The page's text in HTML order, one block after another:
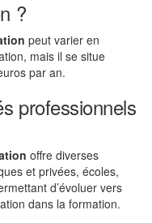
?
peut varier en
mais il se situe
par an.
professionnels
offre diverses
et privées, écoles,
d’évoluer vers
dans la formation.